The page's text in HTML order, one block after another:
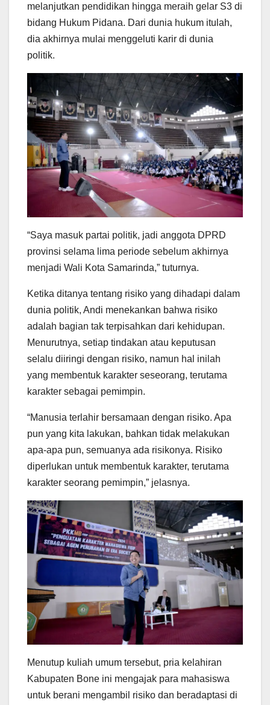
melanjutkan pendidikan hingga meraih gelar S3 di
bidang Hukum Pidana. Dari dunia hukum itulah,
dia akhirnya mulai menggeluti karir di dunia
politik.
“Saya masuk partai politik, jadi anggota DPRD
provinsi selama lima periode sebelum akhirnya
menjadi Wali Kota Samarinda,” tuturnya.
Ketika ditanya tentang risiko yang dihadapi dalam
dunia politik, Andi menekankan bahwa risiko
adalah bagian tak terpisahkan dari kehidupan.
Menurutnya, setiap tindakan atau keputusan
selalu diiringi dengan risiko, namun hal inilah
yang membentuk karakter seseorang, terutama
karakter sebagai pemimpin.
“Manusia terlahir bersamaan dengan risiko. Apa
pun yang kita lakukan, bahkan tidak melakukan
apa-apa pun, semuanya ada risikonya. Risiko
diperlukan untuk membentuk karakter, terutama
karakter seorang pemimpin,” jelasnya.
Menutup kuliah umum tersebut, pria kelahiran
Kabupaten Bone ini mengajak para mahasiswa
untuk berani mengambil risiko dan beradaptasi di